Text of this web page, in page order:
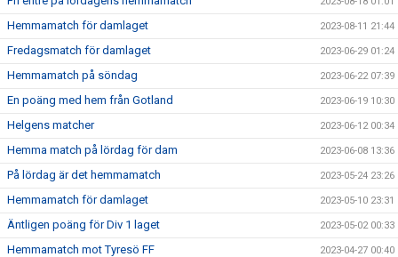
Hemmamatch för damlaget 2023-08-11 21:44
Fredagsmatch för damlaget 2023-06-29 01:24
Hemmamatch på söndag 2023-06-22 07:39
En poäng med hem från Gotland 2023-06-19 10:30
Helgens matcher 2023-06-12 00:34
Hemma match på lördag för dam 2023-06-08 13:36
På lördag är det hemmamatch 2023-05-24 23:26
Hemmamatch för damlaget 2023-05-10 23:31
Äntligen poäng för Div 1 laget 2023-05-02 00:33
Hemmamatch mot Tyresö FF 2023-04-27 00:40